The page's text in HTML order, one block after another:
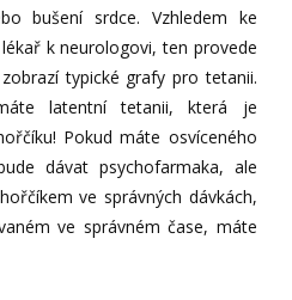
bušení srdce. Vzhledem ke
k neurologovi, ten provede
typické grafy pro tetanii.
latentní tetanii, která je
Pokud máte osvíceného
dávat psychofarmaka, ale
ve správných dávkách,
ve správném čase, máte